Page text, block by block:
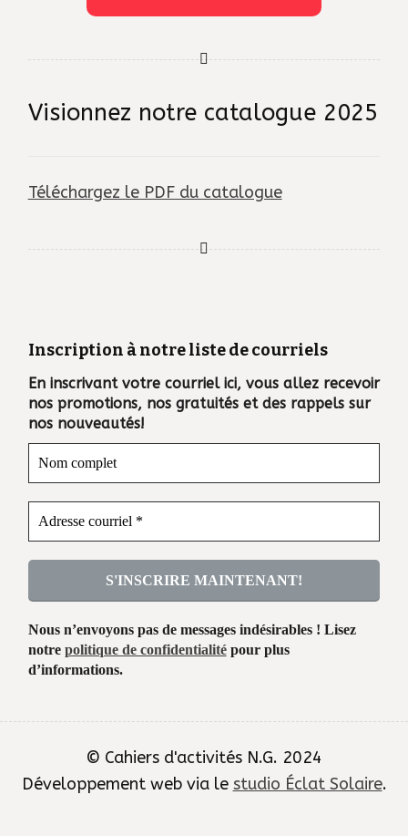
Visionnez notre catalogue 2025
Téléchargez le PDF du catalogue
Inscription à notre liste de courriels
En inscrivant votre courriel ici, vous allez recevoir
nos promotions, nos gratuités et des rappels sur
nos nouveautés!
Nous n’envoyons pas de messages indésirables ! Lisez
notre politique de confidentialitépour plus
d’informations.
© Cahiers d'activités N.G. 2024
Développement web via le studio Éclat Solaire.